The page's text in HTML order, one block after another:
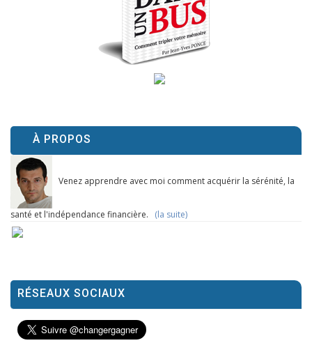
À PROPOS
Venez apprendre avec moi comment acquérir la sérénité, la
santé et l'indépendance financière. (la suite)
RÉSEAUX SOCIAUX